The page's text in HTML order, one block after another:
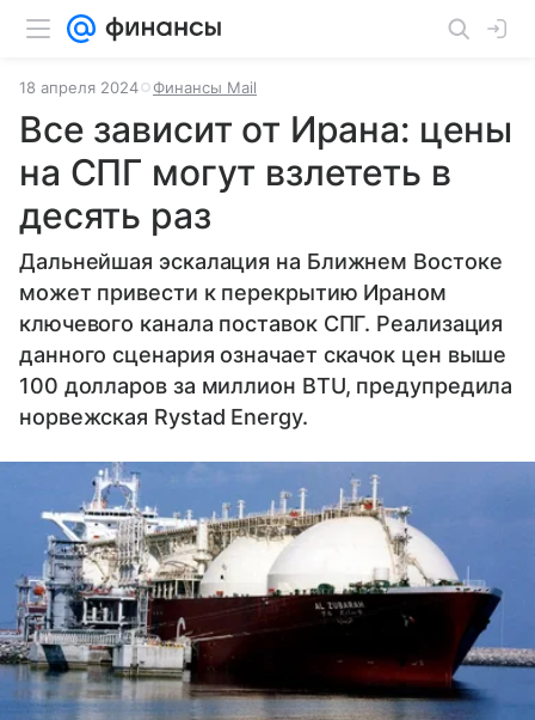
18 апреля 2024 Финансы Mail
Все зависит от Ирана: цены
на СПГ могут взлететь в
десять раз
Дальнейшая эскалация на Ближнем Востоке
может привести к перекрытию Ираном
ключевого канала поставок СПГ. Реализация
данного сценария означает скачок цен выше
100 долларов за миллион BTU, предупредила
норвежская Rystad Energy.